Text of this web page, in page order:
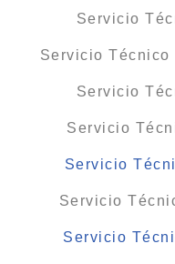
Servicio
Servicio
Servicio
Servicio
Servicio
Servicio
Servicio